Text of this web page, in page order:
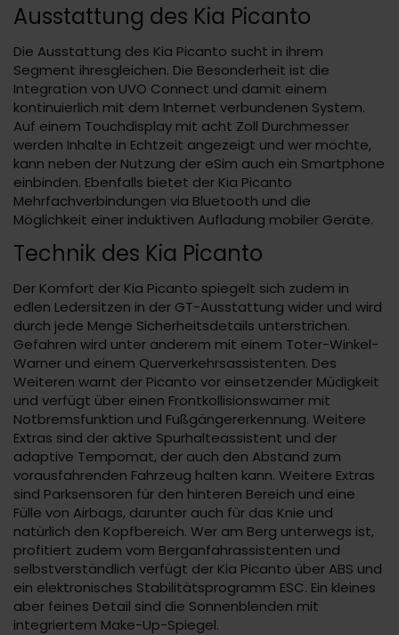
Ausstattung des Kia Picanto
Die Ausstattung des Kia Picanto sucht in ihrem
Segment ihresgleichen. Die Besonderheit ist die
Integration von UVO Connect und damit einem
kontinuierlich mit dem Internet verbundenen System.
Auf einem Touchdisplay mit acht Zoll Durchmesser
werden Inhalte in Echtzeit angezeigt und wer möchte,
kann neben der Nutzung der eSim auch ein Smartphone
einbinden. Ebenfalls bietet der Kia Picanto
Mehrfachverbindungen via Bluetooth und die
Möglichkeit einer induktiven Aufladung mobiler Geräte.
Technik des Kia Picanto
Der Komfort der Kia Picanto spiegelt sich zudem in
edlen Ledersitzen in der GT-Ausstattung wider und wird
durch jede Menge Sicherheitsdetails unterstrichen.
Gefahren wird unter anderem mit einem Toter-Winkel-
Warner und einem Querverkehrsassistenten. Des
Weiteren warnt der Picanto vor einsetzender Müdigkeit
und verfügt über einen Frontkollisionswarner mit
Notbremsfunktion und Fußgängererkennung. Weitere
Extras sind der aktive Spurhalteassistent und der
adaptive Tempomat, der auch den Abstand zum
vorausfahrenden Fahrzeug halten kann. Weitere Extras
sind Parksensoren für den hinteren Bereich und eine
Fülle von Airbags, darunter auch für das Knie und
natürlich den Kopfbereich. Wer am Berg unterwegs ist,
profitiert zudem vom Berganfahrassistenten und
selbstverständlich verfügt der Kia Picanto über ABS und
ein elektronisches Stabilitätsprogramm ESC. Ein kleines
aber feines Detail sind die Sonnenblenden mit
integriertem Make-Up-Spiegel.